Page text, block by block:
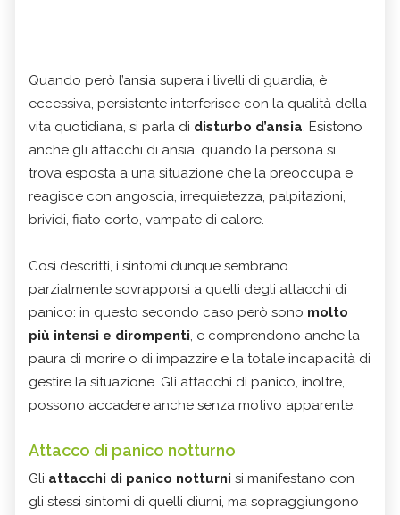
Quando però l’ansia supera i livelli di guardia, è
eccessiva, persistente interferisce con la qualità della
vita quotidiana, si parla di disturbo d’ansia. Esistono
anche gli attacchi di ansia, quando la persona si
trova esposta a una situazione che la preoccupa e
reagisce con angoscia, irrequietezza, palpitazioni,
brividi, fiato corto, vampate di calore.
Così descritti, i sintomi dunque sembrano
parzialmente sovrapporsi a quelli degli attacchi di
panico: in questo secondo caso però sono molto
più intensi e dirompenti, e comprendono anche la
paura di morire o di impazzire e la totale incapacità di
gestire la situazione. Gli attacchi di panico, inoltre,
possono accadere anche senza motivo apparente.
Attacco di panico notturno
Gli attacchi di panico notturni si manifestano con
gli stessi sintomi di quelli diurni, ma sopraggiungono